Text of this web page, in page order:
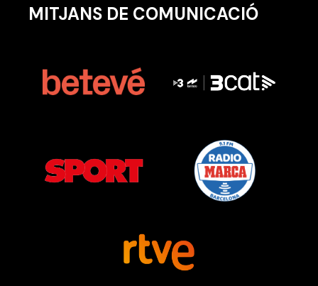
MITJANS DE COMUNICACIÓ